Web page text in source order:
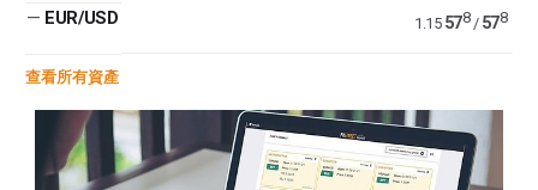
— EUR/USD 1.15 578/ 578
查看所有資產